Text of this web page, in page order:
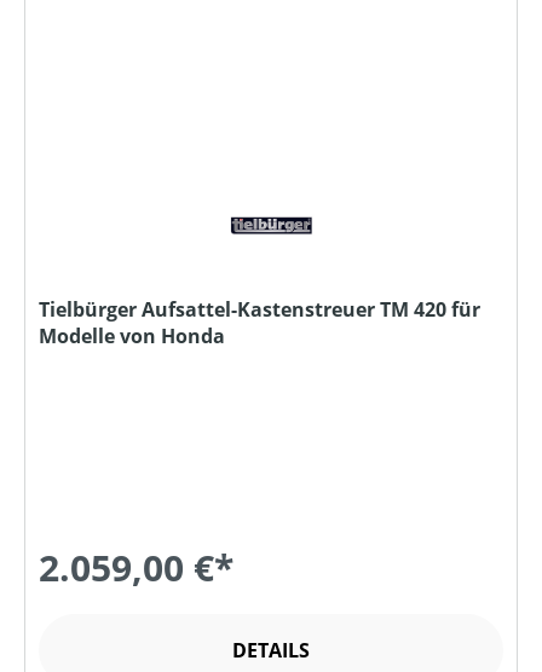
Tielbürger Aufsattel-Kastenstreuer TM 420 für
Modelle von Honda
2.059,00 €*
DETAILS